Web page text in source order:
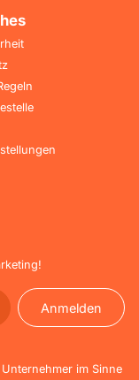
Anmelden
Anmelden
im Sinne